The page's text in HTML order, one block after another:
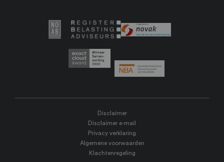
Disclaimer
Disclaimer e-mail
Privacy verklaring
Algemene voorwaarden
Klachtenregeling